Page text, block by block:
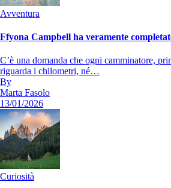
Avventura
Ffyona Campbell ha veramente
C’è una domanda che ogni camminatore,
riguarda i chilometri, né…
By
Marta Fasolo
13/01/2026
Curiosità